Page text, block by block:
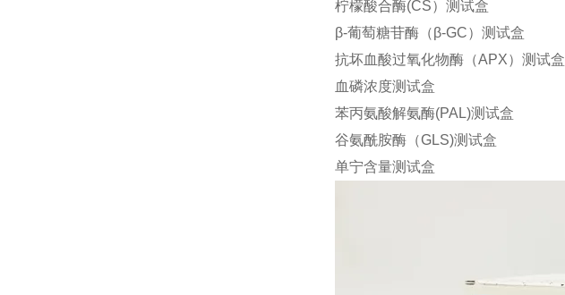
柠檬酸合酶(CS）测试盒
β-葡萄糖苷酶（β-GC）测试盒
抗坏血酸过氧化物酶（APX）测试盒
血磷浓度测试盒
苯丙氨酸解氨酶(PAL)测试盒
谷氨酰胺酶（GLS)测试盒
单宁含量测试盒